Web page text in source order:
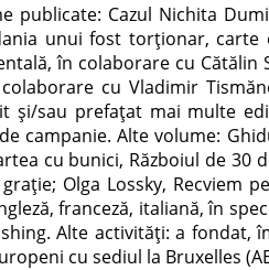
publicate: Cazul Nichita
unui fost torţionar,
în colaborare cu
cu Vladimir
și/sau prefațat mai multe
campanie. Alte volume:
cu bunici, Războiul de
Olga Lossky,
franceză, italiană, în
Alte activităţi: a
cu sediul la Bruxelles